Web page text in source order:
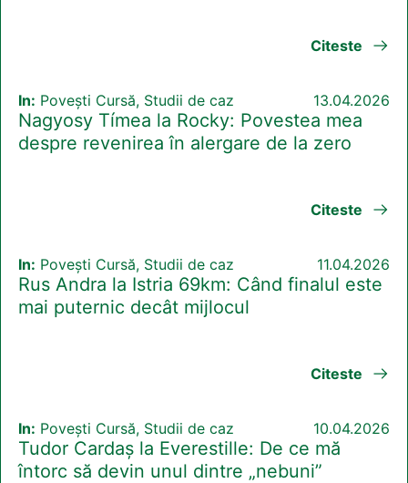
Citeste
In: Povești Cursă, Studii de caz 13.04.2026
Nagyosy Tímea la Rocky: Povestea mea
despre revenirea în alergare de la zero
Citeste
In: Povești Cursă, Studii de caz 11.04.2026
Rus Andra la Istria 69km: Când finalul este
mai puternic decât mijlocul
Citeste
In: Povești Cursă, Studii de caz 10.04.2026
Tudor Cardaș la Everestille: De ce mă
întorc să devin unul dintre „nebuni”